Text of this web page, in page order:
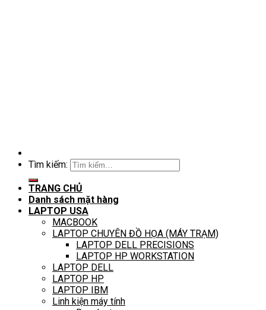
Tìm kiếm:
TRANG CHỦ
Danh sách mặt hàng
LAPTOP USA
MACBOOK
LAPTOP CHUYÊN ĐỒ HỌA (MÁY TRẠM)
LAPTOP DELL PRECISIONS
LAPTOP HP WORKSTATION
LAPTOP DELL
LAPTOP HP
LAPTOP IBM
Linh kiện máy tính